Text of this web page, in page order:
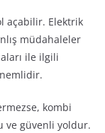
açabilir. Elektrik
müdahaleler
ile ilgili
kombi
ve güvenli yoldur.